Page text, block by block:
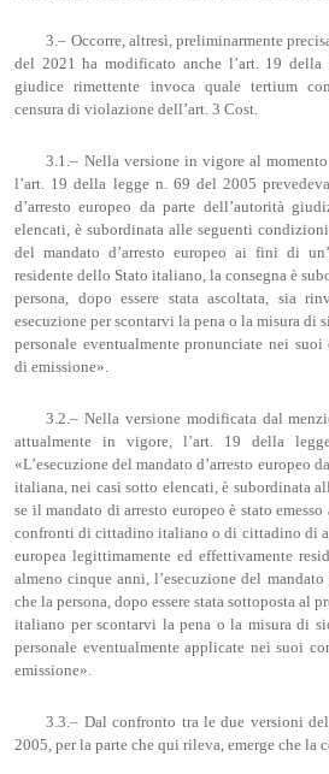
3.– Occorre, altresì, preliminarmente
del 2021 ha modificato anche l’art. 19
giudice rimettente invoca quale tertium
censura di violazione dell’art. 3 Cost.
3.1.– Nella versione in vigore al
l’art. 19 della legge n. 69 del 2005
d’arresto europeo da parte dell’autorità
elencati, è subordinata alle seguenti
del mandato d’arresto europeo ai fini di
residente dello Stato italiano, la consegna è
persona, dopo essere stata ascoltata, sia
esecuzione per scontarvi la pena o la misura di
personale eventualmente pronunciate nei
di emissione».
3.2.– Nella versione modificata dal
attualmente in vigore, l’art. 19 della
«L’esecuzione del mandato d’arresto europeo
italiana, nei casi sotto elencati, è subordinata
se il mandato di arresto europeo è stato
confronti di cittadino italiano o di cittadino di
europea legittimamente ed effettivamente
almeno cinque anni, l’esecuzione del
che la persona, dopo essere stata sottoposta al
italiano per scontarvi la pena o la misura di
personale eventualmente applicate nei suoi
emissione».
3.3.– Dal confronto tra le due versioni
2005, per la parte che qui rileva, emerge che la